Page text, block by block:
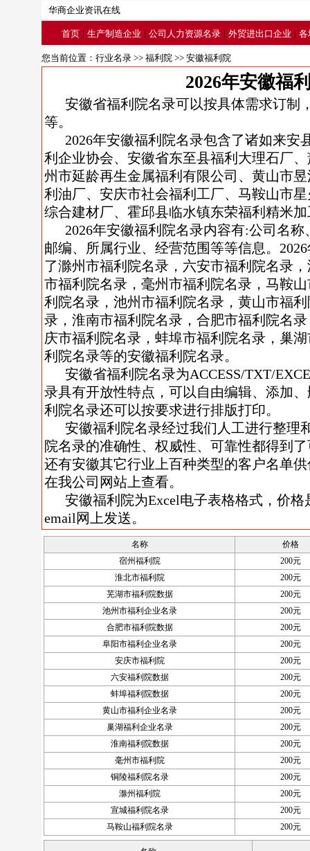
华商企业资讯在线
首页 | 生产制造企业 | 公司人力资源名录 | 外贸进出口企业 | 各
您当前位置： 行业名录 >> 福利院 >> 安徽福利院
2026年安徽福
安徽省福利院名录可以按具体需求订制
等。
2026年安徽福利院名录包含了诸如来安
利企业协会、安徽省东至县福利大理石厂
州市延龄再生金属福利有限公司、黄山市
利油厂、安庆市社会福利工厂、马鞍山市
综合建材厂、霍邱县临水镇东荣福利精米
2026年安徽福利院名录内容有:公司名
邮编、所属行业、经营范围等等信息。
了滁州市福利院名录，六安市福利院名录
市福利院名录，毫州市福利院名录，马鞍
利院名录，池州市福利院名录，黄山市福
录，淮南市福利院名录，合肥市福利院名
庆市福利院名录，蚌埠市福利院名录，巢
利院名录等的安徽福利院名录。
安徽省福利院名录为ACCESS/TXT/
录具有开放性特点，可以自由编辑、添加
利院名录还可以按要求进行排版打印。
安徽福利院名录经过我们人工进行整理
院名录的准确性、权威性、可靠性都得到
还有安徽其它行业上百种类型的客户名单
在我公司网站上查看。
安徽福利院为Excel电子表格格式，价格
email网上发送。
名称
价格
宿州福利院
200元
淮北市福利院
200元
芜湖市福利院数据
200元
池州市福利企业名录
200元
合肥市福利院数据
200元
阜阳市福利企业名录
200元
安庆市福利院
200元
六安福利院数据
200元
蚌埠福利院数据
200元
黄山市福利企业名录
200元
巢湖福利企业名录
200元
淮南福利院数据
200元
毫州市福利院
200元
铜陵福利院名录
200元
滁州福利院
200元
宣城福利院名录
200元
马鞍山福利院名录
200元